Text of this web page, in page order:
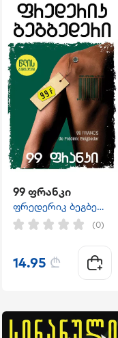
99 ფრანკი
ფრედერიკ ბეგბედერი
(0)
14.95 ₾